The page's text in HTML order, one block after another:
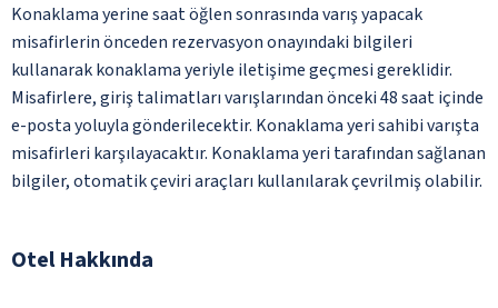
Konaklama yerine saat öğlen sonrasında varış yapacak
misafirlerin önceden rezervasyon onayındaki bilgileri
kullanarak konaklama yeriyle iletişime geçmesi gereklidir.
Misafirlere, giriş talimatları varışlarından önceki 48 saat içinde
e-posta yoluyla gönderilecektir. Konaklama yeri sahibi varışta
misafirleri karşılayacaktır. Konaklama yeri tarafından sağlanan
bilgiler, otomatik çeviri araçları kullanılarak çevrilmiş olabilir.
Otel Hakkında